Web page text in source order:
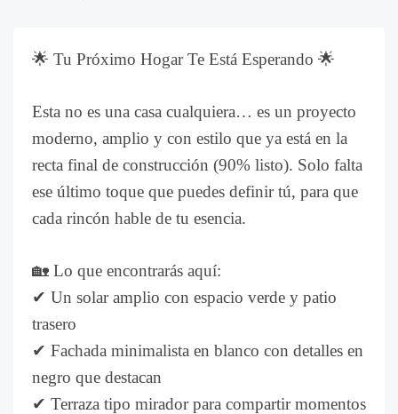
🌟 Tu Próximo Hogar Te Está Esperando 🌟
Esta no es una casa cualquiera… es un proyecto
moderno, amplio y con estilo que ya está en la
recta final de construcción (90% listo). Solo falta
ese último toque que puedes definir tú, para que
cada rincón hable de tu esencia.
🏡 Lo que encontrarás aquí:
✔ Un solar amplio con espacio verde y patio
trasero
✔ Fachada minimalista en blanco con detalles en
negro que destacan
✔ Terraza tipo mirador para compartir momentos